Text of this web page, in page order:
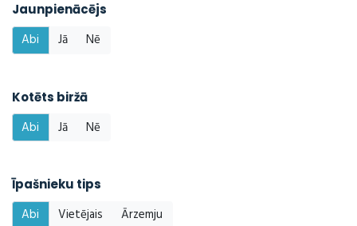
Jaunpienācējs
Abi Jā Nē
Kotēts biržā
Abi Jā Nē
Īpašnieku tips
Abi Vietējais Ārzemju